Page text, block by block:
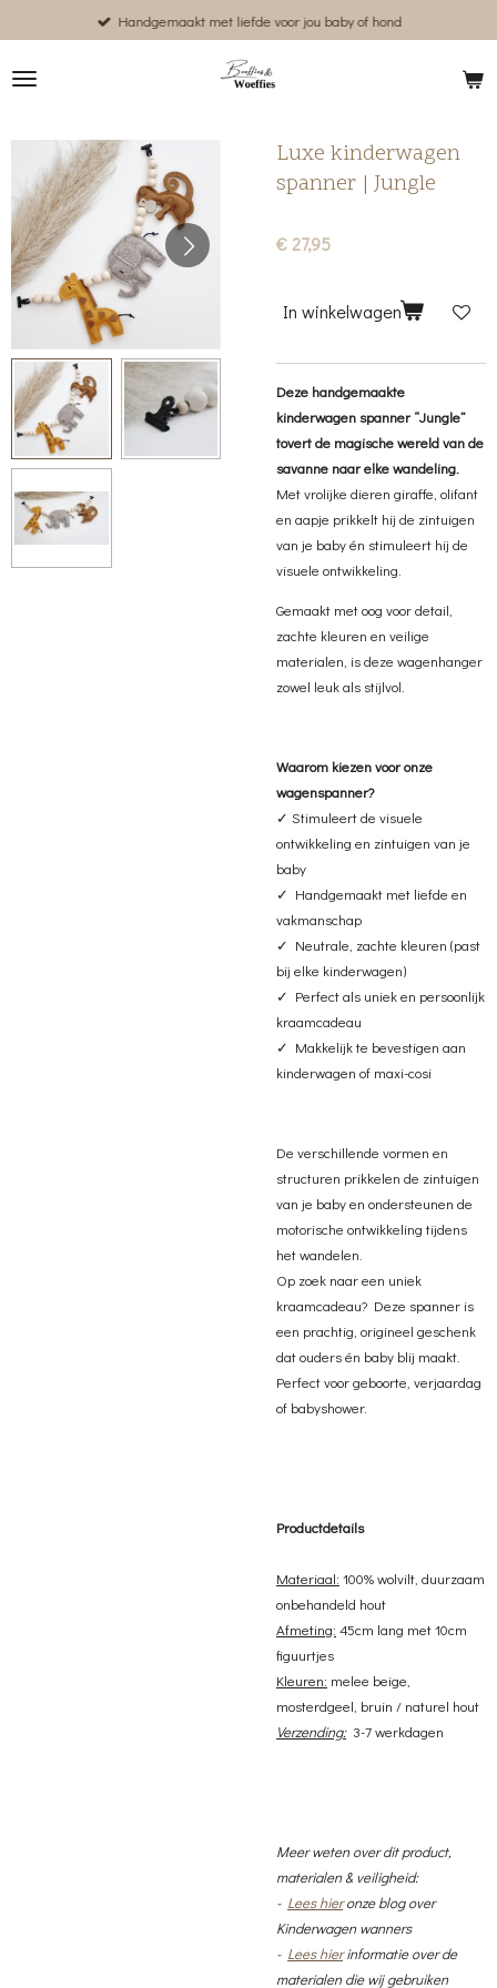
naar
Handgemaakt met liefde voor jou baby of hond
Luxe kinderwagen
spanner | Jungle
€ 27,95
In winkelwagen
Deze handgemaakte
kinderwagen spanner “Jungle”
tovert de magische wereld van de
savanne naar elke wandeling.
Met vrolijke dieren giraffe, olifant
en aapje prikkelt hij de zintuigen
van je baby én stimuleert hij de
visuele ontwikkeling.
Gemaakt met oog voor detail,
zachte kleuren en veilige
materialen, is deze wagenhanger
zowel leuk als stijlvol.
Waarom kiezen voor onze
wagenspanner?
✓ Stimuleert de visuele
ontwikkeling en zintuigen van je
baby
✓ Handgemaakt met liefde en
vakmanschap
✓ Neutrale, zachte kleuren (past
bij elke kinderwagen)
✓ Perfect als uniek en persoonlijk
kraamcadeau
✓ Makkelijk te bevestigen aan
kinderwagen of maxi-cosi
De verschillende vormen en
structuren prikkelen de zintuigen
van je baby en ondersteunen de
motorische ontwikkeling tijdens
het wandelen.
Op zoek naar een uniek
kraamcadeau? Deze spanner is
een prachtig, origineel geschenk
dat ouders én baby blij maakt.
Perfect voor geboorte, verjaardag
of babyshower.
Productdetails
Materiaal: 100% wolvilt, duurzaam
onbehandeld hout
Afmeting: 45cm lang met 10cm
figuurtjes
Kleuren: melee beige,
mosterdgeel, bruin / naturel hout
Verzending: 3-7 werkdagen
Meer weten over dit product,
materialen & veiligheid:
- Lees hieronze blog over
Kinderwagen wanners
- Lees hierinformatie over de
materialen die wij gebruiken